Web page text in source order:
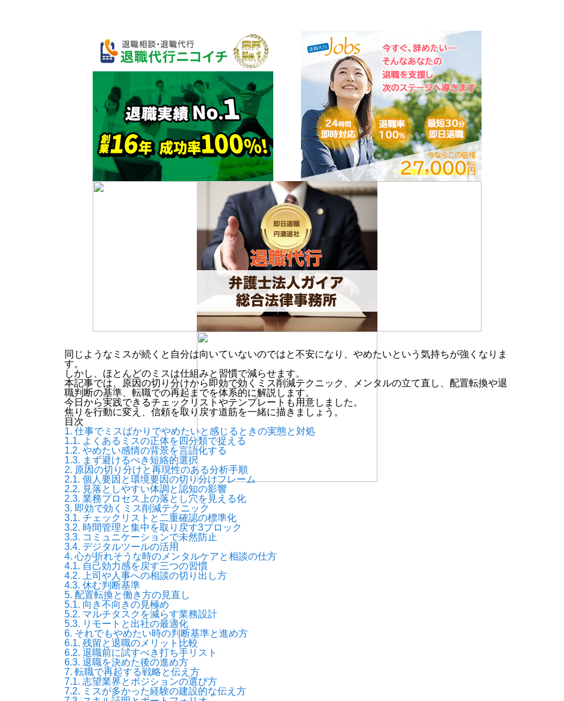
同じようなミスが続くと自分は向いていないのではと不安になり、やめたいという気持ちが強くなりま
す。
しかし、ほとんどのミスは仕組みと習慣で減らせます。
本記事では、原因の切り分けから即効で効くミス削減テクニック、メンタルの立て直し、配置転換や退
職判断の基準、転職での再起までを体系的に解説します。
今日から実践できるチェックリストやテンプレートも用意しました。
焦りを行動に変え、信頼を取り戻す道筋を一緒に描きましょう。
目次
1. 仕事でミスばかりでやめたいと感じるときの実態と対処
1.1. よくあるミスの正体を四分類で捉える
1.2. やめたい感情の背景を言語化する
1.3. まず避けるべき短絡的選択
2. 原因の切り分けと再現性のある分析手順
2.1. 個人要因と環境要因の切り分けフレーム
2.2. 見落としやすい体調と認知の影響
2.3. 業務プロセス上の落とし穴を見える化
3. 即効で効くミス削減テクニック
3.1. チェックリストと二重確認の標準化
3.2. 時間管理と集中を取り戻す3ブロック
3.3. コミュニケーションで未然防止
3.4. デジタルツールの活用
4. 心が折れそうな時のメンタルケアと相談の仕方
4.1. 自己効力感を戻す三つの習慣
4.2. 上司や人事への相談の切り出し方
4.3. 休む判断基準
5. 配置転換と働き方の見直し
5.1. 向き不向きの見極め
5.2. マルチタスクを減らす業務設計
5.3. リモートと出社の最適化
6. それでもやめたい時の判断基準と進め方
6.1. 残留と退職のメリット比較
6.2. 退職前に試すべき打ち手リスト
6.3. 退職を決めた後の進め方
7. 転職で再起する戦略と伝え方
7.1. 志望業界とポジションの選び方
7.2. ミスが多かった経験の建設的な伝え方